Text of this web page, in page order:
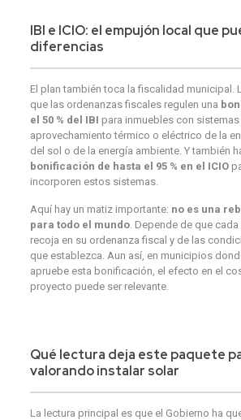
IBI e ICIO: el empujón local que
diferencias
El plan también toca la fiscalidad municipal.
que las ordenanzas fiscales regulen una
el 50 % del IBI para inmuebles con
aprovechamiento térmico o eléctrico de la
del sol o de la energía ambiente. Y también
bonificación de hasta el 95 % en el ICIO
incorporen estos sistemas.
Aquí hay un matiz importante: no es una
para todo el mundo. Depende de que
recoja en su ordenanza fiscal y de las
que establezca. Aun así, en municipios
apruebe esta bonificación, el efecto en el
proyecto puede ser relevante.
Qué lectura deja este paquete
valorando instalar solar
La lectura principal es que el Gobierno ha